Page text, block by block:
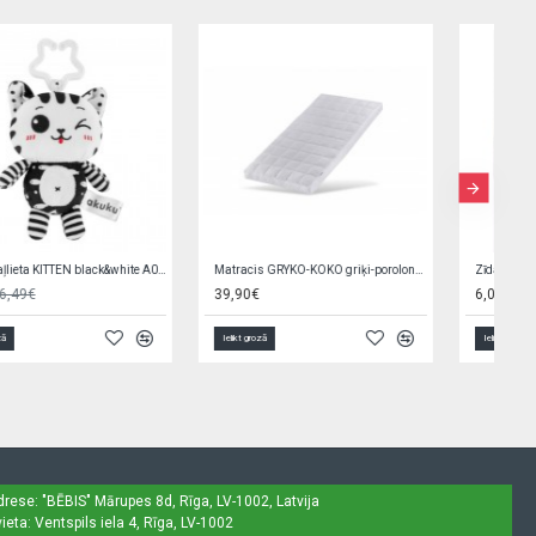
G/v komplekts SWEET SAFARI K-2P135 (sega,spilvens)
23,90€
Sport Cup with Foldable Spout 400 ml CARS 56/618
"BĒBIS" Mārupes 8d, Rīga, LV-1002, Latvija
Ventspils iela 4, Rīga, LV-1002